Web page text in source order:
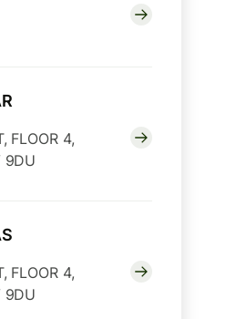
FLOOR 4,
9DU
FLOOR 4,
9DU